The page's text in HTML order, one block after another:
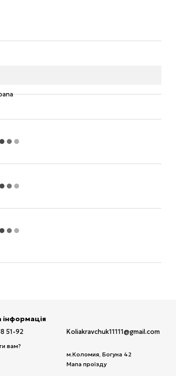
інформація
51-92
вам?
Koliakravchuk11111@gmail.com
м.Коломия, Богуна 42
Мапа проїзду